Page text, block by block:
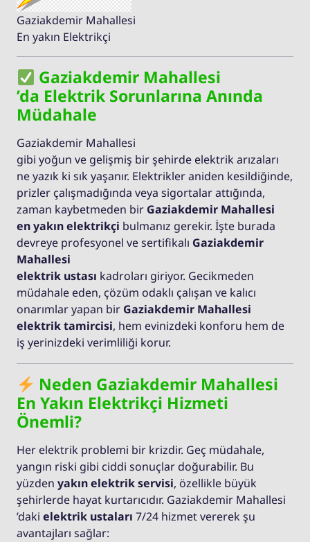
Gaziakdemir Mahallesi
En yakın Elektrikçi
Gaziakdemir Mahallesi
’da Elektrik Sorunlarına Anında
Müdahale
Gaziakdemir Mahallesi
gibi yoğun ve gelişmiş bir şehirde elektrik arızaları
ne yazık ki sık yaşanır. Elektrikler aniden kesildiğinde,
prizler çalışmadığında veya sigortalar attığında,
zaman kaybetmeden bir Gaziakdemir Mahallesi
en yakın elektrikçi bulmanız gerekir. İşte burada
devreye profesyonel ve sertifikalı Gaziakdemir
Mahallesi
elektrik ustası kadroları giriyor. Gecikmeden
müdahale eden, çözüm odaklı çalışan ve kalıcı
onarımlar yapan bir Gaziakdemir Mahallesi
elektrik tamircisi, hem evinizdeki konforu hem de
iş yerinizdeki verimliliği korur.
Neden Gaziakdemir Mahallesi
En Yakın Elektrikçi Hizmeti
Önemli?
Her elektrik problemi bir krizdir. Geç müdahale,
yangın riski gibi ciddi sonuçlar doğurabilir. Bu
yüzden yakın elektrik servisi, özellikle büyük
şehirlerde hayat kurtarıcıdır. Gaziakdemir Mahallesi
’daki elektrik ustaları 7/24 hizmet vererek şu
avantajları sağlar: